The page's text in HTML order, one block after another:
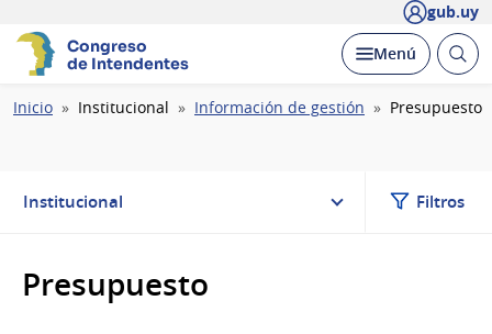
gub.uy
Congreso
de Intendentes
Desplegar
Menú Abrir
Ruta
Inicio Institucional Información de gestión Presupuesto
Institucional Filtros
Presupuesto